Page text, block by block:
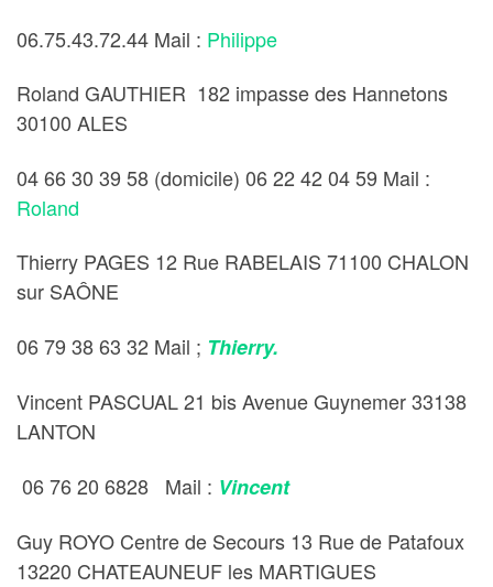
06.75.43.72.44 Mail : Philippe
Roland GAUTHIER 182 impasse des Hannetons
30100 ALES
04 66 30 39 58 (domicile) 06 22 42 04 59 Mail :
Roland
Thierry PAGES 12 Rue RABELAIS 71100 CHALON
sur SAÔNE
06 79 38 63 32 Mail ; Thierry.
Vincent PASCUAL 21 bis Avenue Guynemer 33138
LANTON
06 76 20 6828 Mail : Vincent
Guy ROYO Centre de Secours 13 Rue de Patafoux
13220 CHATEAUNEUF les MARTIGUES